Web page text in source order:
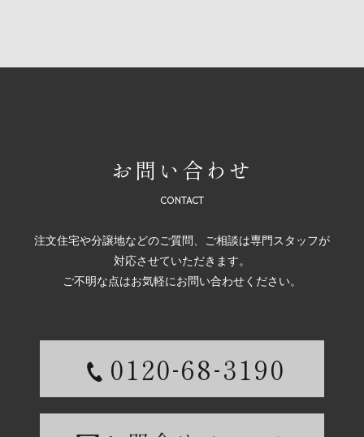
お問い合わせ
注文住宅や分譲地などのご質問、ご相談は専門スタッフが
対応させていただきます。
ご不明な点はお気軽にお問い合わせください。
0120-68-3190